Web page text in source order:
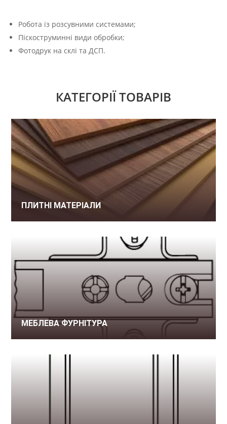
Робота із розсувними системами;
Піскоструминні види обробки;
Фотодрук на склі та ДСП.
КАТЕГОРІЇ ТОВАРІВ
ПЛИТНІ МАТЕРІАЛИ
МЕБЛЕВА ФУРНІТУРА